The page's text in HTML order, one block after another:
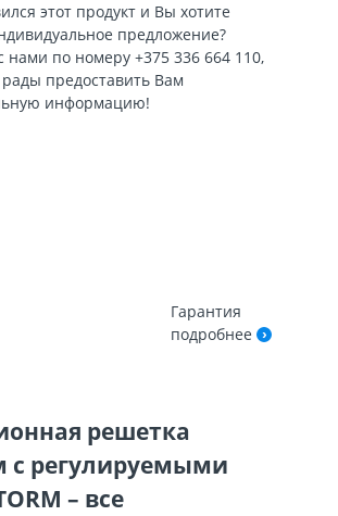
этот продукт и Вы хотите
предложение?
нами по номеру +375 336 664 110,
предоставить Вам
информацию!
Гарантия
подробнее
решетка
с регулируемыми
– все